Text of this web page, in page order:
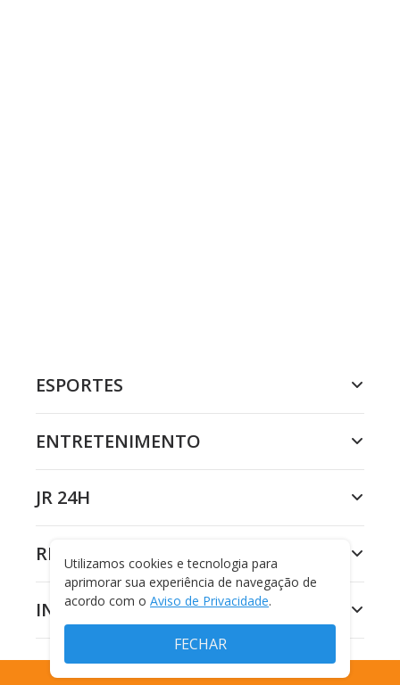
ESPORTES
ENTRETENIMENTO
JR 24H
RECORD
INSTITUCIONAL
Utilizamos cookies e tecnologia para
aprimorar sua experiência de navegação de
acordo com o Aviso de Privacidade.
FECHAR